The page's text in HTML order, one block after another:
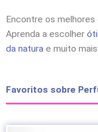
Encontre os
Aprenda a escolher
da natura e muito
Favoritos sobre